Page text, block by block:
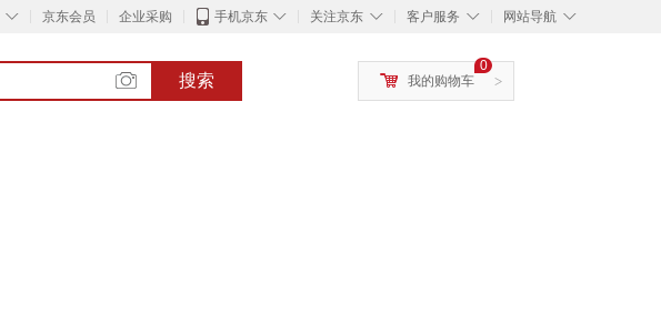
◇ 京东会员 企业采购 ◇
手机京东 ◇
关注京东 ◇
客户服务 ◇
网站导航
搜索 >
0
我的购物车